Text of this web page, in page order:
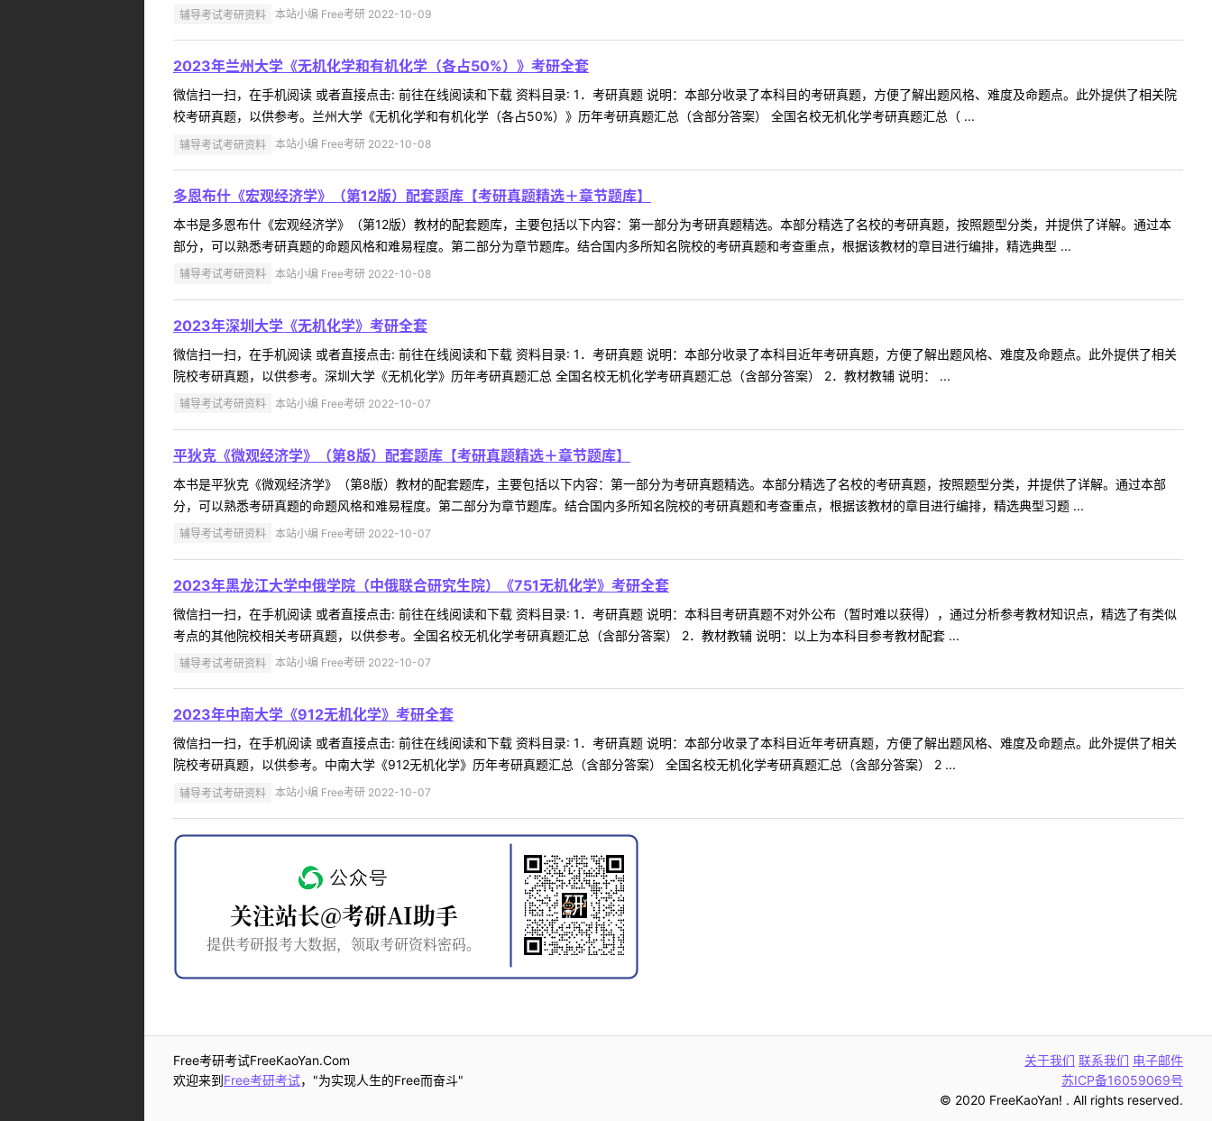
辅导考试考研资料 本站小编 Free考研 2022-10-09
2023年兰州大学《无机化学和有机化学（各占50%）》考研全套
微信扫一扫，在手机阅读 或者直接点击: 前往在线阅读和下载 资料目录: 1．考研真题 说明：本部分收录了本科目的考研真题，方便了解出题风格、难度及命题点。此外提供了相关院
校考研真题，以供参考。兰州大学《无机化学和有机化学（各占50%）》历年考研真题汇总（含部分答案） 全国名校无机化学考研真题汇总（ ...
辅导考试考研资料 本站小编 Free考研 2022-10-08
多恩布什《宏观经济学》（第12版）配套题库【考研真题精选＋章节题库】
本书是多恩布什《宏观经济学》（第12版）教材的配套题库，主要包括以下内容：第一部分为考研真题精选。本部分精选了名校的考研真题，按照题型分类，并提供了详解。通过本
部分，可以熟悉考研真题的命题风格和难易程度。第二部分为章节题库。结合国内多所知名院校的考研真题和考查重点，根据该教材的章目进行编排，精选典型 ...
辅导考试考研资料 本站小编 Free考研 2022-10-08
2023年深圳大学《无机化学》考研全套
微信扫一扫，在手机阅读 或者直接点击: 前往在线阅读和下载 资料目录: 1．考研真题 说明：本部分收录了本科目近年考研真题，方便了解出题风格、难度及命题点。此外提供了相关
院校考研真题，以供参考。深圳大学《无机化学》历年考研真题汇总 全国名校无机化学考研真题汇总（含部分答案） 2．教材教辅 说明： ...
辅导考试考研资料 本站小编 Free考研 2022-10-07
平狄克《微观经济学》（第8版）配套题库【考研真题精选＋章节题库】
本书是平狄克《微观经济学》（第8版）教材的配套题库，主要包括以下内容：第一部分为考研真题精选。本部分精选了名校的考研真题，按照题型分类，并提供了详解。通过本部
分，可以熟悉考研真题的命题风格和难易程度。第二部分为章节题库。结合国内多所知名院校的考研真题和考查重点，根据该教材的章目进行编排，精选典型习题 ...
辅导考试考研资料 本站小编 Free考研 2022-10-07
2023年黑龙江大学中俄学院（中俄联合研究生院）《751无机化学》考研全套
微信扫一扫，在手机阅读 或者直接点击: 前往在线阅读和下载 资料目录: 1．考研真题 说明：本科目考研真题不对外公布（暂时难以获得），通过分析参考教材知识点，精选了有类似
考点的其他院校相关考研真题，以供参考。全国名校无机化学考研真题汇总（含部分答案） 2．教材教辅 说明：以上为本科目参考教材配套 ...
辅导考试考研资料 本站小编 Free考研 2022-10-07
2023年中南大学《912无机化学》考研全套
微信扫一扫，在手机阅读 或者直接点击: 前往在线阅读和下载 资料目录: 1．考研真题 说明：本部分收录了本科目近年考研真题，方便了解出题风格、难度及命题点。此外提供了相关
院校考研真题，以供参考。中南大学《912无机化学》历年考研真题汇总（含部分答案） 全国名校无机化学考研真题汇总（含部分答案） 2 ...
辅导考试考研资料 本站小编 Free考研 2022-10-07
Free考研考试FreeKaoYan.Com
欢迎来到Free考研考试，"为实现人生的Free而奋斗"
关于我们 联系我们 电子邮件
苏ICP备16059069号
© 2020 FreeKaoYan! . All rights reserved.